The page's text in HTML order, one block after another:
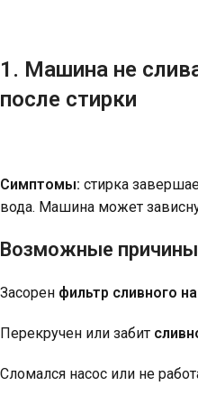
1. Машина не
после стирки
Симптомы: стирка
вода. Машина может
Возможные
Засорен фильтр сливного
Перекручен или забит
Сломался насос или не